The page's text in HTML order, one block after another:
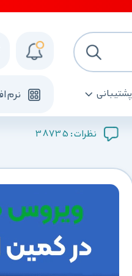
پشتیبانی نرم
نظرات : 38735